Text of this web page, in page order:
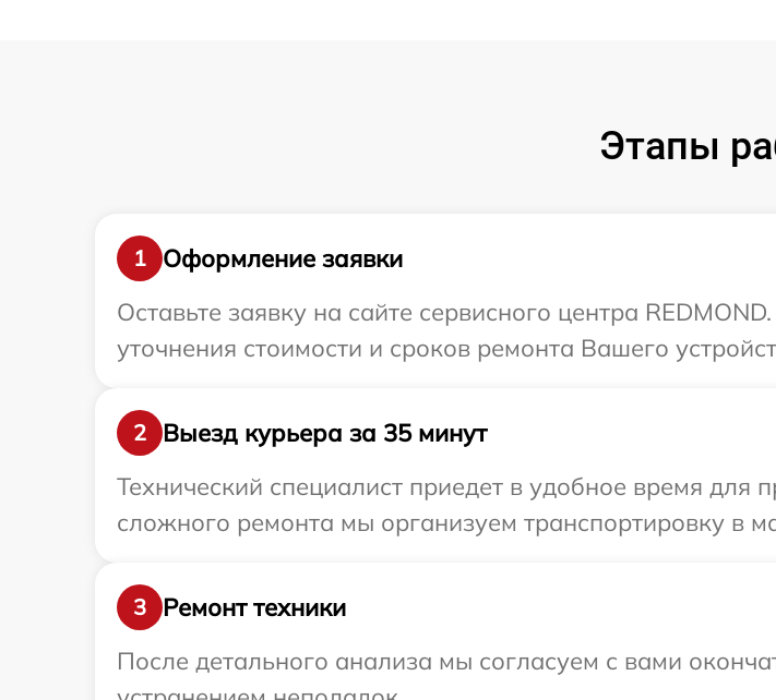
Этапы
1
Оформление заявки
Оставьте заявку на сайте сервисного центра
уточнения стоимости и сроков ремонта Вашего
2
Выезд курьера за 35 минут
Технический специалист приедет в удобное время для
сложного ремонта мы организуем транспортировку в
3
Ремонт техники
После детального анализа мы согласуем с вами